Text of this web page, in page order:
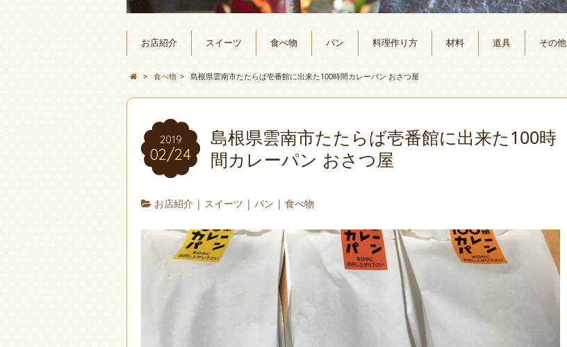
お店紹介 スイーツ 食べ物 パン 料理作り方 材料 道具 その他
> 食べ物 > 島根県雲南市たたらば壱番館に出来た100時間カレーパン おさつ屋
2019
02/24
島根県雲南市たたらば壱番館に出来た100時
間カレーパン おさつ屋
お店紹介 | スイーツ |パン |食べ物